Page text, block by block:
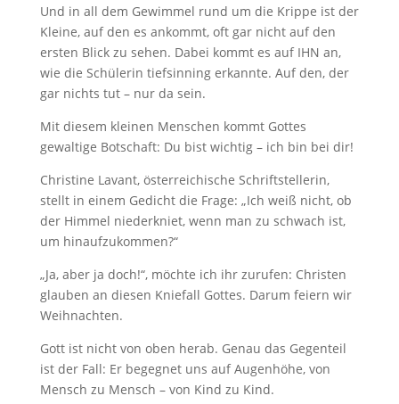
Und in all dem Gewimmel rund um die Krippe ist der
Kleine, auf den es ankommt, oft gar nicht auf den
ersten Blick zu sehen. Dabei kommt es auf IHN an,
wie die Schülerin tiefsinning erkannte. Auf den, der
gar nichts tut – nur da sein.
Mit diesem kleinen Menschen kommt Gottes
gewaltige Botschaft: Du bist wichtig – ich bin bei dir!
Christine Lavant, österreichische Schriftstellerin,
stellt in einem Gedicht die Frage: „Ich weiß nicht, ob
der Himmel niederkniet, wenn man zu schwach ist,
um hinaufzukommen?“
„Ja, aber ja doch!“, möchte ich ihr zurufen: Christen
glauben an diesen Kniefall Gottes. Darum feiern wir
Weihnachten.
Gott ist nicht von oben herab. Genau das Gegenteil
ist der Fall: Er begegnet uns auf Augenhöhe, von
Mensch zu Mensch – von Kind zu Kind.